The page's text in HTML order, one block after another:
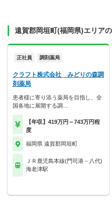
遠賀郡岡垣町(福岡県)エリア
正社員 調剤薬局
クラフト株式会社 みどりの森調
剤薬局
患者様に寄り添う薬局を目指し、全
国各地に展開する調…
【年収】419万円～743万円程
度
福岡県 遠賀郡岡垣町
ＪＲ鹿児島本線(門司港－八代)
海老津駅